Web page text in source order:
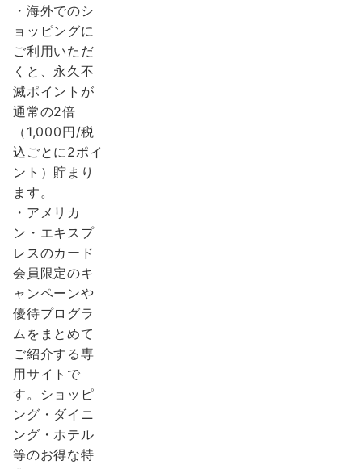
・海外でのシ
ョッピングに
ご利用いただ
くと、永久不
滅ポイントが
通常の2倍
（1,000円/税
込ごとに2ポイ
ント）貯まり
ます。
・アメリカ
ン・エキスプ
レスのカード
会員限定のキ
ャンペーンや
優待プログラ
ムをまとめて
ご紹介する専
用サイトで
す。ショッピ
ング・ダイニ
ング・ホテル
等のお得な特